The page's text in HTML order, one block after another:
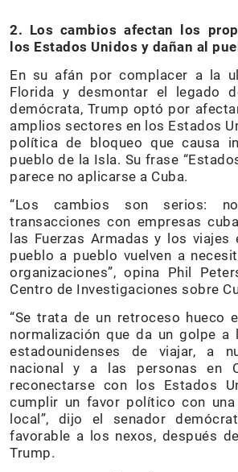
2. Los cambios afectan los
los Estados Unidos y dañan al
En su afán por complacer a la
Florida y desmontar el legado
demócrata, Trump optó por
amplios sectores en los Estados
política de bloqueo que causa
pueblo de la Isla. Su frase
parece no aplicarse a Cuba.
“Los cambios son serios:
transacciones con empresas
las Fuerzas Armadas y los viajes
pueblo a pueblo vuelven a
organizaciones”, opina Phil
Centro de Investigaciones sobre
“Se trata de un retroceso hueco
normalización que da un golpe
estadounidenses de viajar, a
nacional y a las personas en
reconectarse con los Estados
cumplir un favor político con una
local”, dijo el senador
favorable a los nexos, después
Trump.